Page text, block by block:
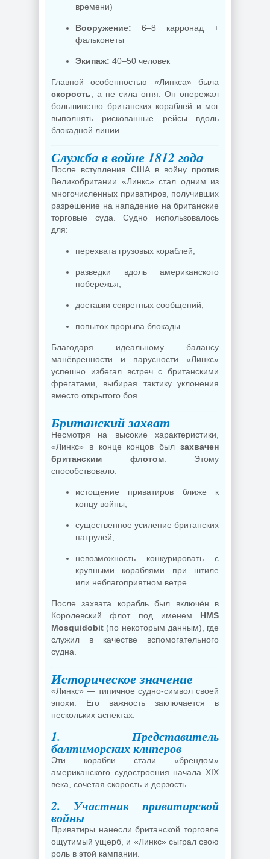
времени)
Вооружение: 6–8 карронад +
фальконеты
Экипаж: 40–50 человек
Главной особенностью «Линкса» была
скорость , а не сила огня. Он опережал
большинство британских кораблей и мог
выполнять рискованные рейсы вдоль
блокадной линии.
Служба в войне 1812 года
После вступления США в войну против
Великобритании «Линкс» стал одним из
многочисленных приватиров, получивших
разрешение на нападение на британские
торговые суда. Судно использовалось
для:
перехвата грузовых кораблей,
разведки вдоль американского
побережья,
доставки секретных сообщений,
попыток прорыва блокады.
Благодаря идеальному балансу
манёвренности и парусности «Линкс»
успешно избегал встреч с британскими
фрегатами, выбирая тактику уклонения
вместо открытого боя.
Британский захват
Несмотря на высокие характеристики,
«Линкс» в конце концов был захвачен
британским флотом. Этому
способствовало:
истощение приватиров ближе к
концу войны,
существенное усиление британских
патрулей,
невозможность конкурировать с
крупными кораблями при штиле
или неблагоприятном ветре.
После захвата корабль был включён в
Королевский флот под именем HMS
Mosquidobit (по некоторым данным), где
служил в качестве вспомогательного
судна.
Историческое значение
«Линкс» — типичное судно-символ своей
эпохи. Его важность заключается в
нескольких аспектах:
1. Представитель
балтиморских клиперов
Эти корабли стали «брендом»
американского судостроения начала XIX
века, сочетая скорость и дерзость.
2. Участник приватирской
войны
Приватиры нанесли британской торговле
ощутимый ущерб, и «Линкс» сыграл свою
роль в этой кампании.